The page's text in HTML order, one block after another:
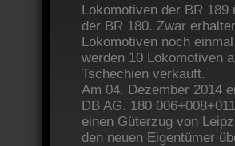
Lokomotiven der BR 189
der BR 180. Zwar
Lokomotiven noch
werden 10 Lokomotiven
Tschechien verkauft.
Am 04. Dezember 2014
DB AG. 180
einen Güterzug von
den neuen Eigentümer